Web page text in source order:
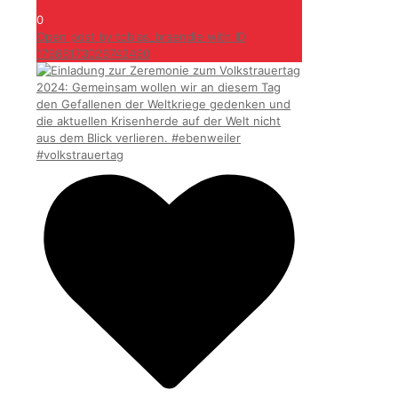
0
Open post by tobias_braendle with ID
17986173026742490